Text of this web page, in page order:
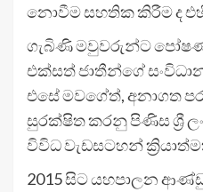
නොවීම සහතික කිරීම ද
ගැබිණි මවුවරුන්ට
එක්සත් ජාතීන්ගේ
එසේ මවගේත්, අනාගත
සුරක්ෂිත කරනු පිණිස ශ්‍රී
විවිධ වැඩසටහන්
2015 සිට යහපාලන